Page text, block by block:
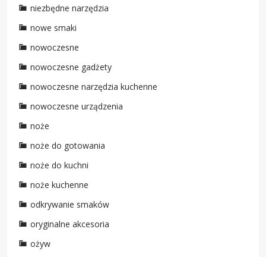
niezbędne narzędzia
nowe smaki
nowoczesne
nowoczesne gadżety
nowoczesne narzędzia kuchenne
nowoczesne urządzenia
noże
noże do gotowania
noże do kuchni
noże kuchenne
odkrywanie smaków
oryginalne akcesoria
ożyw